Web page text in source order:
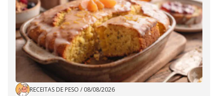
RECEITAS DE PESO / 08/08/2026